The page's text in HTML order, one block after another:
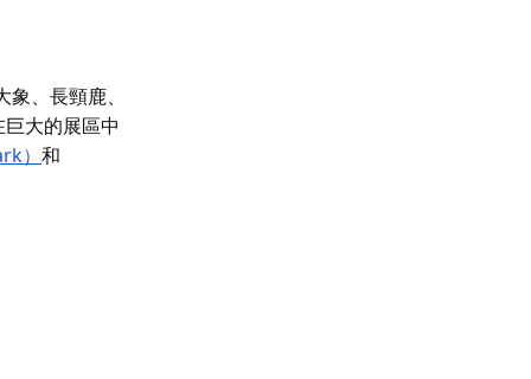
、長頸鹿、
大的展區中​​
） 和